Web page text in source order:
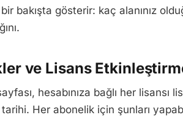
bir bakışta gösterir: kaç alanınız
ve Lisans
hesabınıza bağlı her
Her abonelik için şunları